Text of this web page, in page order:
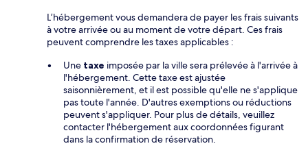
L’hébergement vous demandera de payer les frais suivants
à votre arrivée ou au moment de votre départ. Ces frais
peuvent comprendre les taxes applicables :
Une taxe imposée par la ville sera prélevée à l'arrivée à
l'hébergement. Cette taxe est ajustée
saisonnièrement, et il est possible qu'elle ne s'applique
pas toute l'année. D'autres exemptions ou réductions
peuvent s'appliquer. Pour plus de détails, veuillez
contacter l'hébergement aux coordonnées figurant
dans la confirmation de réservation.